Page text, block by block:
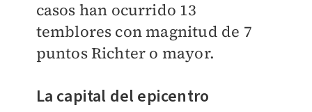
casos han ocurrido 13
temblores con magnitud de 7
puntos Richter o mayor.
La capital del epicentro